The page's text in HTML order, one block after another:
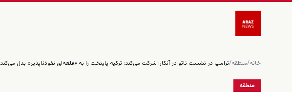
خانه/منطقه/ترامپ در نشست ناتو در آنکارا شرکت می‌کند؛ ترکیه پایتخت را به «قلعه‌ای نفوذناپذیر» بدل می‌کند
منطقه